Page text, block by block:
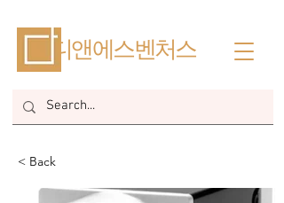
​디앤에스벤처스
< Back